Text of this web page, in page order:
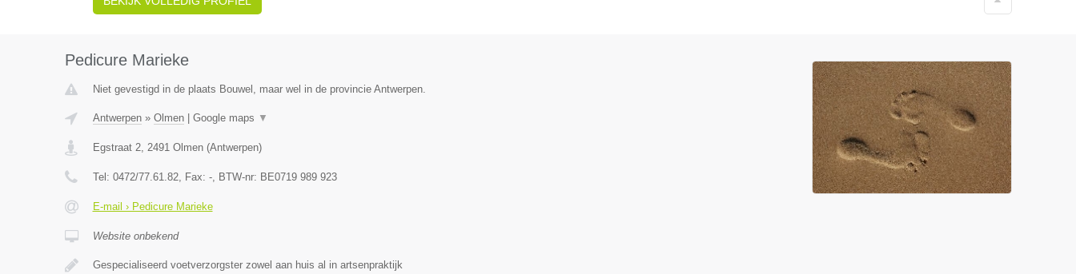
Pedicure Marieke
Niet gevestigd in de plaats Bouwel, maar wel in de provincie Antwerpen.
Antwerpen» Olmen| Google maps ▼
Egstraat 2, 2491 Olmen(Antwerpen)
Tel: 0472/77.61.82, Fax: -, BTW-nr: BE0719 989 923
E-mail › Pedicure Marieke
Website onbekend
Gespecialiseerd voetverzorgster zowel aan huis al in artsenpraktijk